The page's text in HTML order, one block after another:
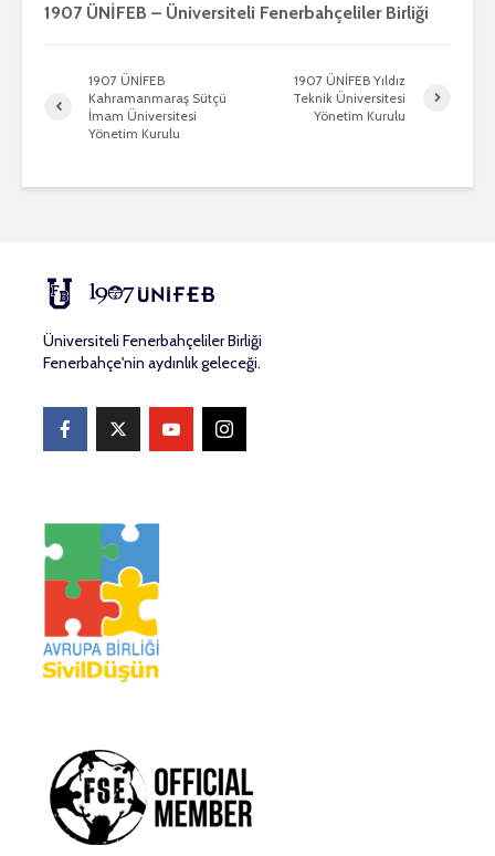
1907 ÜNİFEB – Üniversiteli Fenerbahçeliler Birliği
1907 ÜNİFEB
Kahramanmaraş Sütçü
İmam Üniversitesi
Yönetim Kurulu
1907 ÜNİFEB Yıldız
Teknik Üniversitesi
Yönetim Kurulu
Üniversiteli Fenerbahçeliler Birliği
Fenerbahçe'nin aydınlık geleceği.